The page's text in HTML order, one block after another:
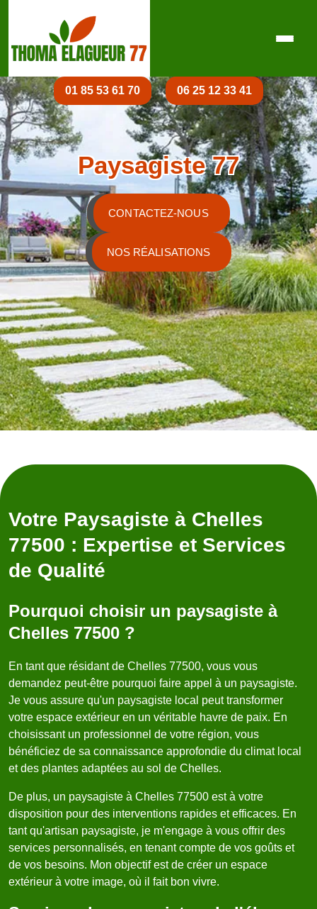
01 85 53 61 70 06 25 12 33 41
Paysagiste 77
CONTACTEZ-NOUS
NOS RÉALISATIONS
Votre Paysagiste à Chelles
77500 : Expertise et Services
de Qualité
Pourquoi choisir un paysagiste à
Chelles 77500 ?
En tant que résidant de Chelles 77500, vous vous
demandez peut-être pourquoi faire appel à un paysagiste.
Je vous assure qu'un paysagiste local peut transformer
votre espace extérieur en un véritable havre de paix. En
choisissant un professionnel de votre région, vous
bénéficiez de sa connaissance approfondie du climat local
et des plantes adaptées au sol de Chelles.
De plus, un paysagiste à Chelles 77500 est à votre
disposition pour des interventions rapides et efficaces. En
tant qu'artisan paysagiste, je m'engage à vous offrir des
services personnalisés, en tenant compte de vos goûts et
de vos besoins. Mon objectif est de créer un espace
extérieur à votre image, où il fait bon vivre.